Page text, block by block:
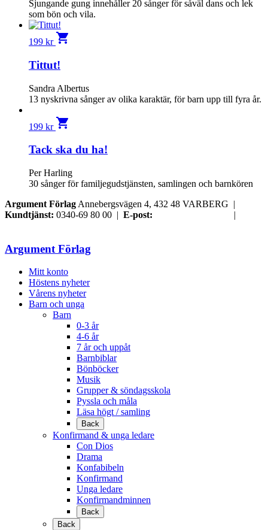
Sjungande gung innehåller 20 sånger för såväl dans och lek
som bön och vila.
199 kr shopping_cart
Tittut!
Sandra Albertus
13 nyskrivna sånger av olika karaktär, för barn upp till fyra år.
199 kr shopping_cart
Tack ska du ha!
Per Harling
30 sånger för familjegudstjänsten, samlingen och barnkören
Argument Förlag Annebergsvägen 4, 432 48 VARBERG |
Kundtjänst: 0340-69 80 00 | E-post:
|
Argument Förlag
Mitt konto
Höstens nyheter
Vårens nyheter
Barn och unga
Barn
0-3 år
4-6 år
7 år och uppåt
Barnbiblar
Bönböcker
Musik
Grupper & söndagsskola
Pyssla och måla
Läsa högt / samling
Back
Konfirmand & unga ledare
Con Dios
Drama
Konfabibeln
Konfirmand
Unga ledare
Konfirmandminnen
Back
Back